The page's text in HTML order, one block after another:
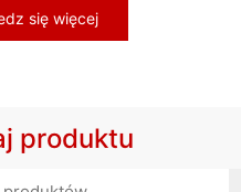
się więcej
produktu